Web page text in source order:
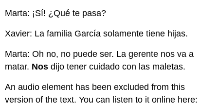
Marta: ¡Sí! ¿Qué te pasa?
Xavier: La familia García solamente tiene hijas.
Marta: Oh no, no puede ser. La gerente nos va a
matar. Nos dijo tener cuidado con las maletas.
An audio element has been excluded from this
version of the text. You can listen to it online here: